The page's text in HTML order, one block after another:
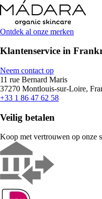
Ontdek al onze merken
Klantenservice in
Neem contact op
11 rue Bernard Maris
37270 Montlouis-sur-Loire,
+33 1 86 47 62 58
Veilig betalen
Koop met vertrouwen op onze